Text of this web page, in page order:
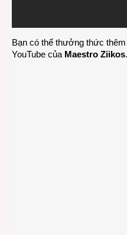
Bạn có thể thưởng thức
YouTube của Maestro Ziikos.